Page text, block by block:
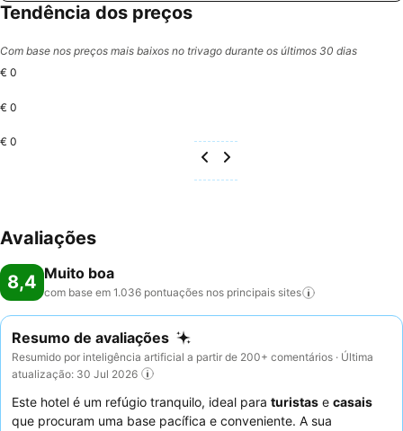
Tendência dos preços
Com base nos preços mais baixos no trivago durante os últimos 30 dias
€ 0
€ 0
€ 0
Avaliações
8,4 Muito boa
com base em 1.036 pontuações nos principais sites
Resumo de avaliações
Resumido por inteligência artificial a partir de 200+ comentários · Última
atualização: 30 Jul 2026
Este hotel é um refúgio tranquilo, ideal para turistas e casais
que procuram uma base pacífica e conveniente. A sua